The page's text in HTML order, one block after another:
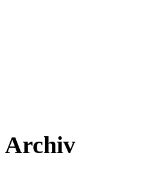
Archiv